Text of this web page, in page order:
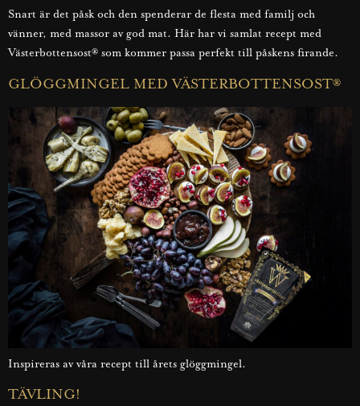
Snart är det påsk och den spenderar de flesta med familj och
vänner, med massor av god mat. Här har vi samlat recept med
Västerbottensost® som kommer passa perfekt till påskens firande.
GLÖGGMINGEL MED VÄSTERBOTTENSOST®
Inspireras av våra recept till årets glöggmingel.
TÄVLING!